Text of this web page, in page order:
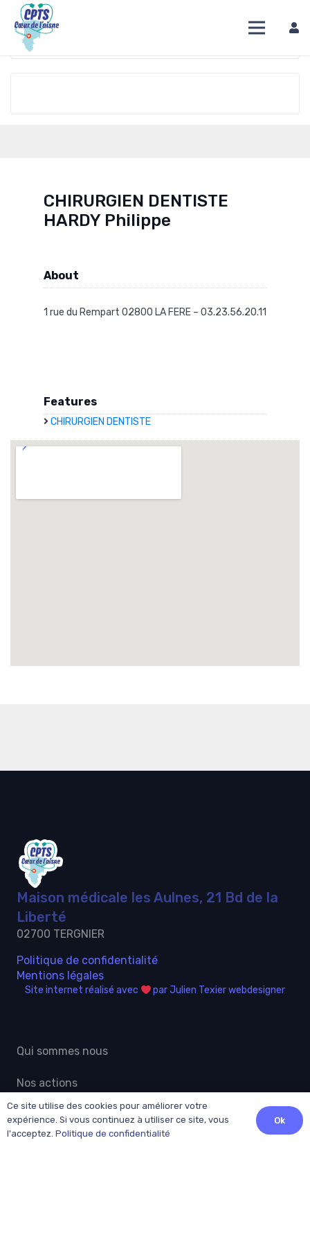
CHIRURGIEN DENTISTE
HARDY Philippe
About
1 rue du Rempart 02800 LA FERE – 03.23.56.20.11
Features
CHIRURGIEN DENTISTE
Maison médicale les Aulnes, 21 Bd de la
Liberté
02700 TERGNIER
Politique de confidentialité
Mentions légales
Site internet réalisé avec par Julien Texier webdesigner
Qui sommes nous
Nos actions
Actualités grand public
Ce site utilise des cookies pour améliorer votre
expérience. Si vous continuez à utiliser ce site, vous
l'acceptez. Politique de confidentialité
Ok